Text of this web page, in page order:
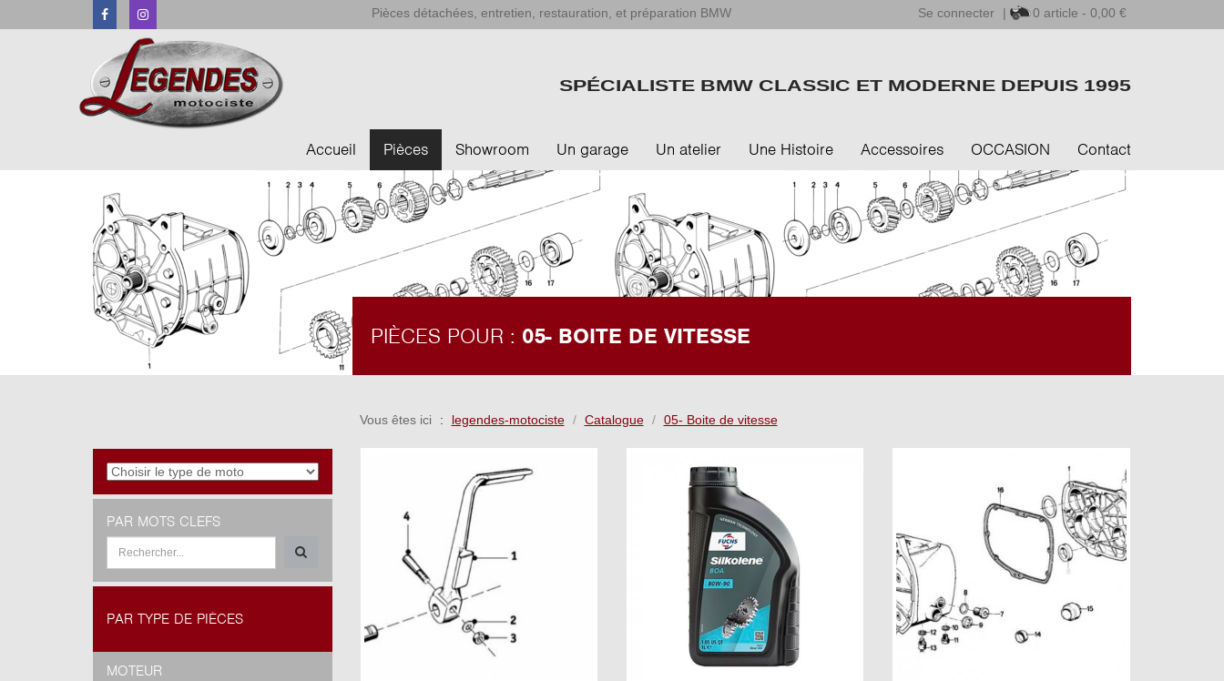
FacebookInstagram Pièces détachées, entretien, restauration, et préparation BMW Se connecter | 0 article - 0,00 €
SPÉCIALISTE BMW CLASSIC ET MODERNE DEPUIS 1995
Accueil Pièces Showroom Un garage Un atelier Une Histoire Accessoires OCCASION Contact
PIÈCES POUR : 05- BOITE DE VITESSE
Vous êtes ici legendes-motociste Catalogue 05- Boite de vitesse
PAR MOTS CLEFS
PAR TYPE DE PIÈCES
MOTEUR